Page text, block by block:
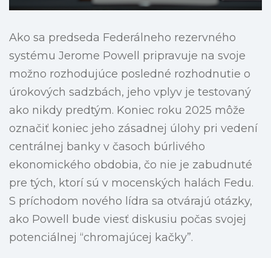
Ako sa predseda Federálneho rezervného
systému Jerome Powell pripravuje na svoje
možno rozhodujúce posledné rozhodnutie o
úrokových sadzbách, jeho vplyv je testovaný
ako nikdy predtým. Koniec roku 2025 môže
označiť koniec jeho zásadnej úlohy pri vedení
centrálnej banky v časoch búrlivého
ekonomického obdobia, čo nie je zabudnuté
pre tých, ktorí sú v mocenských halách Fedu.
S príchodom nového lídra sa otvárajú otázky,
ako Powell bude viesť diskusiu počas svojej
potenciálnej “chromajúcej kačky”.